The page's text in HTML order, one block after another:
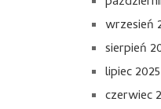
wrzesień
sierpień
lipiec 2025
czerwiec